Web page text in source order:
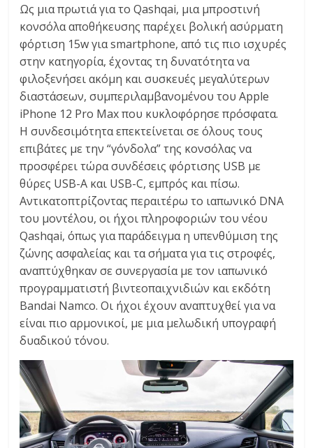
Ως μια πρωτιά για το Qashqai, μια μπροστινή
κονσόλα αποθήκευσης παρέχει βολική ασύρματη
φόρτιση 15w για smartphone, από τις πιο ισχυρές
στην κατηγορία, έχοντας τη δυνατότητα να
φιλοξενήσει ακόμη και συσκευές μεγαλύτερων
διαστάσεων, συμπεριλαμβανομένου του Apple
iPhone 12 Pro Max που κυκλοφόρησε πρόσφατα.
Η συνδεσιμότητα επεκτείνεται σε όλους τους
επιβάτες με την “γόνδολα” της κονσόλας να
προσφέρει τώρα συνδέσεις φόρτισης USB με
θύρες USB-A και USB-C, εμπρός και πίσω.
Αντικατοπτρίζοντας περαιτέρω το ιαπωνικό DNA
του μοντέλου, οι ήχοι πληροφοριών του νέου
Qashqai, όπως για παράδειγμα η υπενθύμιση της
ζώνης ασφαλείας και τα σήματα για τις στροφές,
αναπτύχθηκαν σε συνεργασία με τον ιαπωνικό
προγραμματιστή βιντεοπαιχνιδιών και εκδότη
Bandai Namco. Οι ήχοι έχουν αναπτυχθεί για να
είναι πιο αρμονικοί, με μια μελωδική υπογραφή
δυαδικού τόνου.